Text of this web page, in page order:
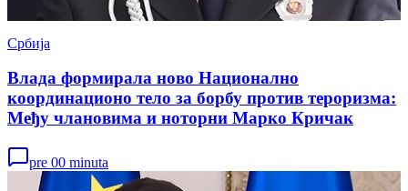
Србија
Влада формирала ново Национално
координационо тело за борбу против тероризма:
Међу члановима и ноторни Марко Кричак
pre 00 minuta